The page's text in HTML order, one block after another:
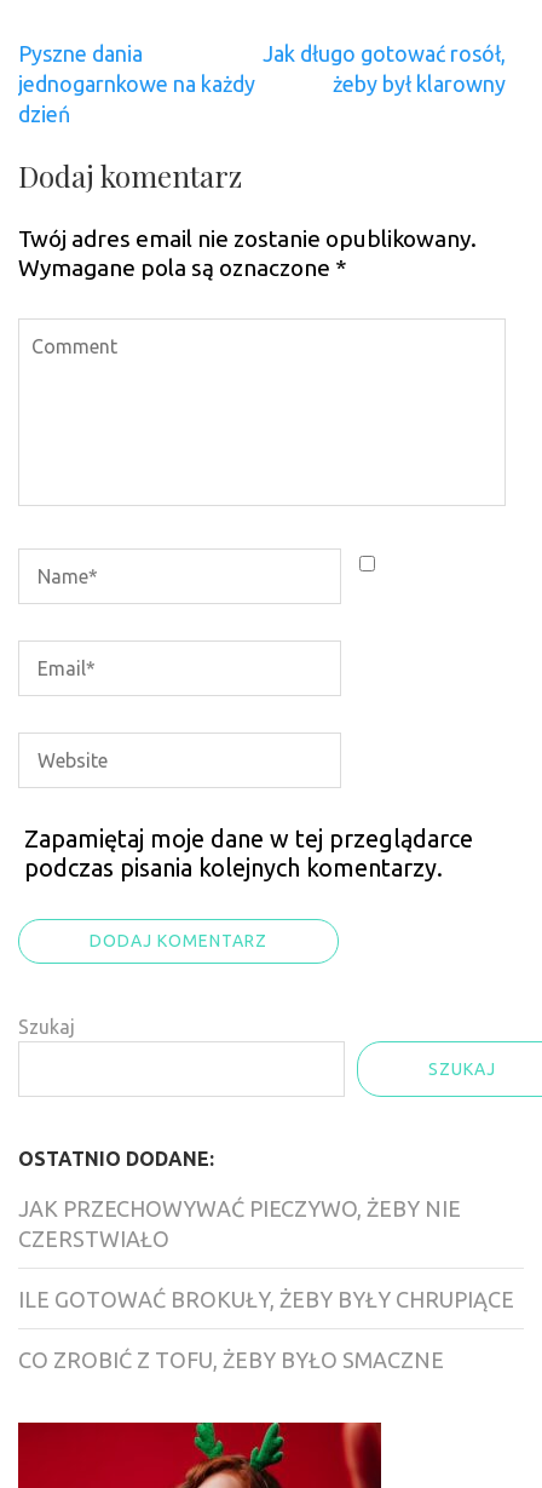
Nawigacja
wpisu
Pyszne dania
jednogarnkowe na każdy
dzień
Jak długo gotować rosół,
żeby był klarowny
Dodaj komentarz
Twój adres email nie zostanie opublikowany.
Wymagane pola są oznaczone *
Zapamiętaj moje dane w tej przeglądarce
podczas pisania kolejnych komentarzy.
Szukaj
SZUKAJ
OSTATNIO DODANE:
JAK PRZECHOWYWAĆ PIECZYWO, ŻEBY NIE
CZERSTWIAŁO
ILE GOTOWAĆ BROKUŁY, ŻEBY BYŁY CHRUPIĄCE
CO ZROBIĆ Z TOFU, ŻEBY BYŁO SMACZNE